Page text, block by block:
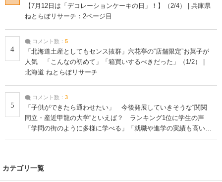
【7月12日は「デコレーションケーキの日」！】（2/4） | 兵庫県
ねとらぼリサーチ：2ページ目
4
コメント数： 5
「北海道土産としてもセンス抜群」六花亭の“店舗限定”お菓子が
人気 「こんなの初めて」「箱買いするべきだった」（1/2） |
北海道 ねとらぼリサーチ
5
コメント数： 3
「子供ができたら通わせたい」 今後発展していきそうな“関関
同立・産近甲龍の大学”といえば？ ランキング1位に学生の声
「学問の街のように多様に学べる」「就職や進学の実績も高い」
| 大学 ねとらぼリサーチ
カテゴリ一覧